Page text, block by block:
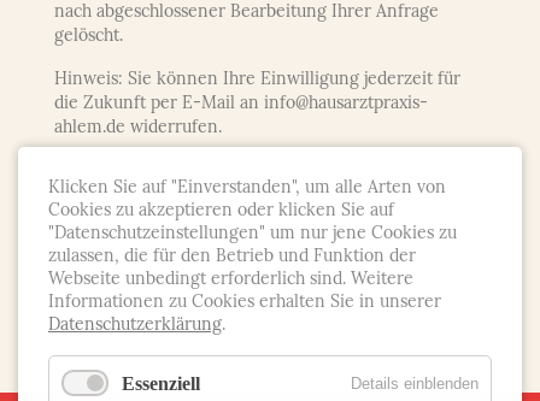
nach abgeschlossener Bearbeitung Ihrer Anfrage
gelöscht.
Hinweis: Sie können Ihre Einwilligung jederzeit für
die Zukunft per E-Mail an info@hausarztpraxis-
ahlem.de widerrufen.
Abschicken
Klicken Sie auf "Einverstanden", um alle Arten von
Cookies zu akzeptieren oder klicken Sie auf
"Datenschutzeinstellungen" um nur jene Cookies zu
zulassen, die für den Betrieb und Funktion der
Webseite unbedingt erforderlich sind. Weitere
Informationen zu Cookies erhalten Sie in unserer
Datenschutzerklärung.
Essenziell Details einblenden